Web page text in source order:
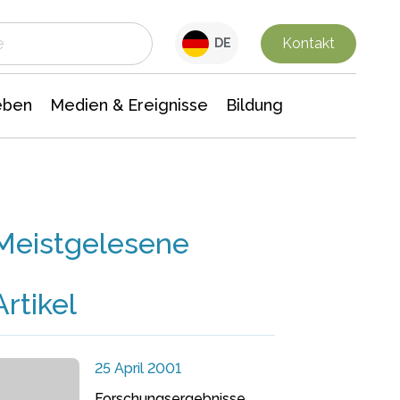
DE Kontakt
Medien & Ereignisse Bildung
25 April 2001